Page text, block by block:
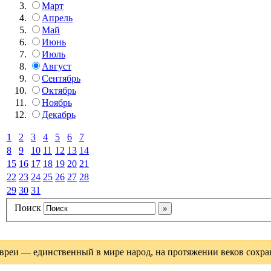
Март
Апрель
Май
Июнь
Июль
Август
Сентябрь
Октябрь
Ноябрь
Декабрь
1 2 3 4 5 6
7
8
9 10 11 12 13 14
15 16 17 18 19 20 21
22 23 24 25 26 27 28
29 30 31
Поиск
— единственный в мире народ, на протяжении веков